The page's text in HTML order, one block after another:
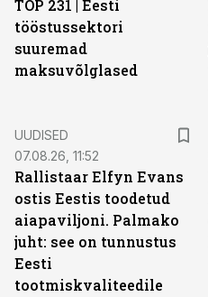
TOP 231 | Eesti
tööstussektori
suuremad
maksuvõlglased
UUDISED
07.08.26, 11:52
Rallistaar Elfyn Evans
ostis Eestis toodetud
aiapaviljoni. Palmako
juht: see on tunnustus
Eesti
tootmiskvaliteedile